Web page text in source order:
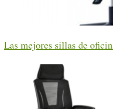
Las mejores sillas de